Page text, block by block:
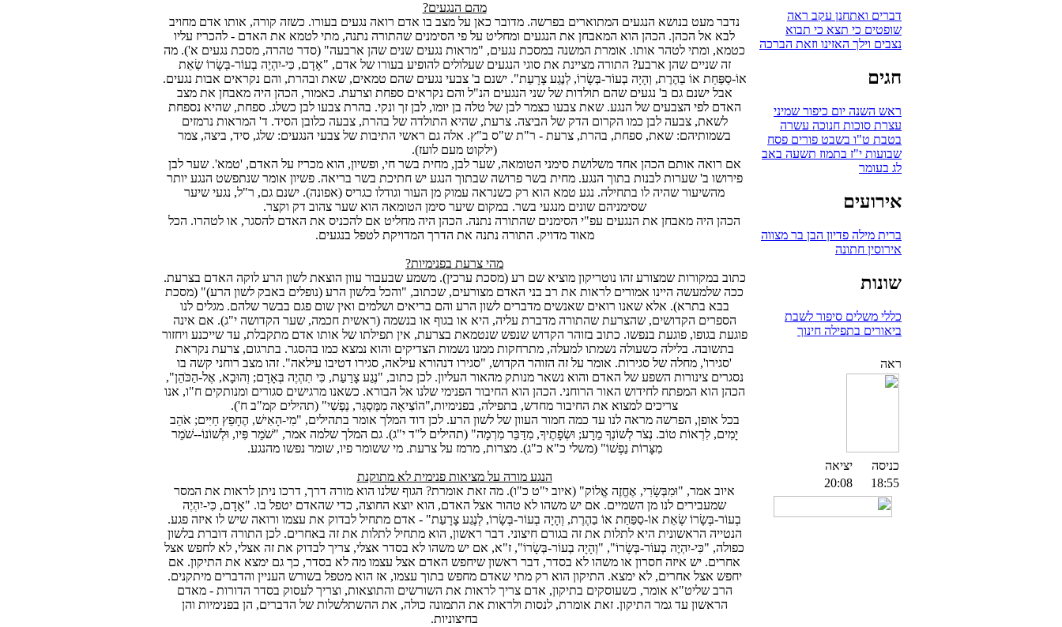
דברים ואתחנן עקב ראה
שופטים כי תצא כי תבוא
נצבים וילך האזינו וזאת הברכה
חגים
ראש השנה יום כיפור שמיני
עצרת סוכות חנוכה עשרה
בטבת ט"ו בשבט פורים פסח
שבועות י"ז בתמוז תשעה באב
לג בעומר
אירועים
ברית מילה פדיון הבן בר מצווה
אירוסין חתונה
שונות
כללי משלים סיפור לשבת
ביאורים בתפילה חינוך
ראה
כניסה
יציאה
18:55
20:08
מהם הנגעים?
נדבר מעט בנושא הנגעים המתוארים בפרשה. מדובר כאן על מצב בו אדם רואה נגעים בעורו. כשזה קורה, אותו אדם מחויב
לבא אל הכהן. הכהן הוא המאבחן את הנגעים ומחליט על פי הסימנים שהתורה נתנה, מתי לטמא את האדם - להכריז עליו
כטמא, ומתי לטהר אותו. אומרת המשנה במסכת נגעים, "מראות נגעים שנים שהן ארבעה" (סדר טהרה, מסכת נגעים א'). מה
זה שניים שהן ארבע? התורה מציינת את סוגי הנגעים שעלולים להופיע בעורו של אדם, "אָדָם, כִּי-יִהְיֶה בְעוֹר-בְּשָׂרוֹ שְׂאֵת
אוֹ-סַפַּחַת אוֹ בַהֶרֶת, וְהָיָה בְעוֹר-בְּשָׂרוֹ, לְנֶגַע צָרָעַת". ישנם ב' צבעי נגעים שהם טמאים, שאת ובהרת, והם נקראים אבות נגעים.
אבל ישנם גם ב' נגעים שהם תולדות של שני הנגעים הנ"ל והם נקראים ספחת וצרעת. כאמור, הכהן היה מאבחן את מצב
האדם לפי הצבעים של הנגע. שאת צבעו כצמר לבן של טלה בן יומו, לבן זך ונקי. בהרת צבעו לבן כשלג. ספחת, שהיא נספחת
לשאת, צבעה לבן כמו הקרום הדק של הביצה. צרעת, שהיא התולדה של בהרת, צבעה כלובן הסיד. ד' המראות נרמזים
בשמותיהם: שאת, ספחת, בהרת, צרעת - ר"ת ש"ס ב"ץ. אלה גם ראשי התיבות של צבעי הנגעים: שלג, סיד, ביצה, צמר
(ילקוט מעם לועז).
אם רואה אותם הכהן אחד משלושת סימני הטומאה, שער לבן, מחית בשר חי, ופשיון, הוא מכריז על האדם, 'טמא'. שער לבן
פירושו ב' שערות לבנות בתוך הנגע. מחית בשר פרושה שבתוך הנגע יש חתיכת בשר בריאה. פשיון אומר שנתפשט הנגע יותר
מהשיעור שהיה לו בתחילה. נגע טמא הוא רק כשנראה עמוק מן העור וגודלו כגריס (אפונה). ישנם גם, ר"ל, נגעי שיער
שסימניהם שונים מנגעי בשר. במקום שיער סימן הטומאה הוא שער צהוב דק וקצר.
הכהן היה מאבחן את הנגעים עפ"י הסימנים שהתורה נתנה. הכהן היה מחליט אם להכניס את האדם להסגר, או לטהרו. הכל
מאוד מדויק. התורה נתנה את הדרך המדויקת לטפל בנגעים.
מהי צרעת בפנימיות?
כתוב במקורות שמצורע זהו נוטריקון מוציא שם רע (מסכת ערכין). משמע שבעבור עוון הוצאת לשון הרע לוקה האדם בצרעת.
ככה שלמעשה היינו אמורים לראות את רב בני האדם מצורעים, שכתוב, "והכל בלשון הרע (נופלים באבק לשון הרע)" (מסכת
בבא בתרא). אלא שאנו רואים שאנשים מדברים לשון הרע והם בריאים ושלמים ואין שום פגם בבשר שלהם. מגלים לנו
הספרים הקדושים, שהצרעת שהתורה מדברת עליה, היא או בגוף או בנשמה (ראשית חכמה, שער הקדושה י"ג). אם אינה
פוגעת בגופו, פוגעת בנפשו. כתוב בזוהר הקדוש שנפש שנטמאת בצרעת, אין תפילתו של אותו אדם מתקבלת, עד שייכנע ויחזור
בתשובה. בלילה כשעולה נשמתו למעלה, מתרחקות ממנו נשמות הצדיקים והוא נמצא כמו בהסגר. בתרגום, צרעת נקראת
'סגירו', מחלה של סגירות. אומר על זה הזוהר הקדוש, "סגירו דנהורא עילאה, סגירו דטיבו עילאה". זהו מצב רוחני קשה בו
נסגרים צינורות השפע של האדם והוא נשאר מנותק מהאור העליון. לכן כתוב, "נֶגַע צָרַעַת, כִּי תִהְיֶה בְּאָדָם; וְהוּבָא, אֶל-הַכֹּהֵן",
הכהן הוא המפתח לחידוש האור הרוחני. הכהן הוא החיבור הפנימי שלנו אל הבורא. כשאנו מרגישים סגורים ומנותקים ח"ו, אנו
צריכים למצוא את החיבור מחדש, בתפילה, בפנימיות,"הוֹצִיאָה מִמַּסְגֵּר, נַפְשִׁי" (תהילים קמ"ב ח').
בכל אופן, הפרשה מראה לנו עד כמה חמור העוון של לשון הרע. לכן דוד המלך אומר בתהילים, "מִי-הָאִישׁ, הֶחָפֵץ חַיִּים; אֹהֵב
יָמִים, לִרְאוֹת טוֹב. נְצֹר לְשׁוֹנְךָ מֵרָע; וּשְׂפָתֶיךָ, מִדַּבֵּר מִרְמָה" (תהילים ל"ד י"ג). גם המלך שלמה אמר, "שֹׁמֵר פִּיו, וּלְשׁוֹנוֹ--שֹׁמֵר
מִצָּרוֹת נַפְשׁוֹ" (משלי כ"א כ"ג). מצרות, מרמז על צרעת. מי ששומר פיו, שומר נפשו מהנגע.
הנגע מורה על מציאות פנימית לא מתוקנת
איוב אמר, "וּמִבְּשָׂרִי, אֶחֱזֶה אֱלוֹק" (איוב י"ט כ"ו). מה זאת אומרת? הגוף שלנו הוא מורה דרך, דרכו ניתן לראות את המסר
שמעבירים לנו מן השמיים. אם יש משהו לא טהור אצל האדם, הוא יוצא החוצה, כדי שהאדם יטפל בו. "אָדָם, כִּי-יִהְיֶה
בְעוֹר-בְּשָׂרוֹ שְׂאֵת אוֹ-סַפַּחַת אוֹ בַהֶרֶת, וְהָיָה בְעוֹר-בְּשָׂרוֹ, לְנֶגַע צָרָעַת" - אדם מתחיל לבדוק את עצמו ורואה שיש לו איזה פגע.
הנטייה הראשונית היא לתלות את זה בגורם חיצוני. דבר ראשון, הוא מתחיל לתלות את זה באחרים. לכן התורה דוברת בלשון
כפולה, "כִּי-יִהְיֶה בְעוֹר-בְּשָׂרוֹ", "וְהָיָה בְעוֹר-בְּשָׂרוֹ", ז"א, אם יש משהו לא בסדר אצלי, צריך לבדוק את זה אצלי, לא לחפש אצל
אחרים. יש איזה חסרון או משהו לא בסדר, דבר ראשון שיחפש האדם אצל עצמו מה לא בסדר, כך גם ימצא את התיקון. אם
יחפש אצל אחרים, לא ימצא. התיקון הוא רק מתי שאדם מחפש בתוך עצמו, אז הוא מטפל בשורש העניין והדברים מיתקנים.
הרב שליט"א אומר, כשעוסקים בתיקון, אדם צריך לראות את השורשים והתוצאות, וצריך לעסוק בסדר הדורות - מאדם
הראשון עד גמר התיקון. זאת אומרת, לנסות ולראות את התמונה כולה, את ההשתלשלות של הדברים, הן בפנימיות והן
בחיצוניות.